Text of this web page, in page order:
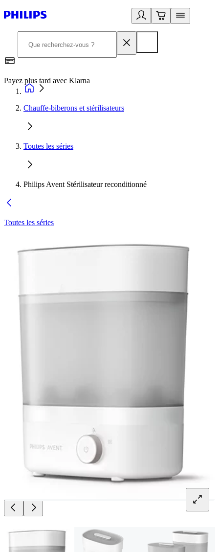
Payez plus tard avec Klarna
Chauffe-biberons et stérilisateurs
Toutes les séries
Philips Avent Stérilisateur reconditionné
Toutes les séries